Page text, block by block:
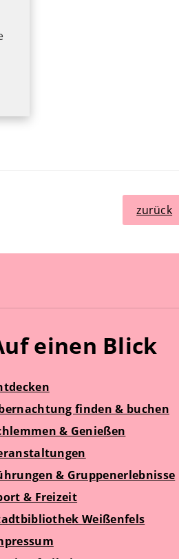
zurück
einen Blick
finden & buchen
& Genießen
& Gruppenerlebnisse
& Freizeit
Weißenfels